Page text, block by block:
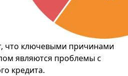
что ключевыми причинами
являются проблемы с
кредита.